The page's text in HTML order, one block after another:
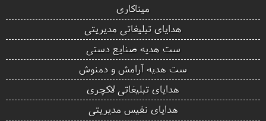
میناکاری
هدایای تبلیغاتی مدیریتی
ست هدیه صنایع دستی
ست هدیه آرامش و دمنوش
هدایای تبلیغاتی لاکچری
هدایای نفیس مدیریتی